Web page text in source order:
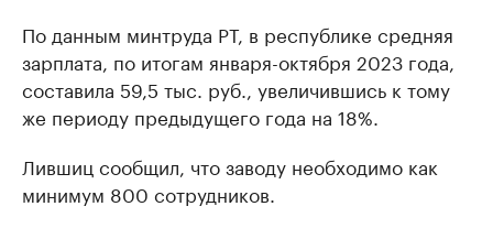
По данным минтруда РТ, в республике средняя
зарплата, по итогам января-октября 2023 года,
составила 59,5 тыс. руб., увеличившись к тому
же периоду предыдущего года на 18%.
Лившиц сообщил, что заводу необходимо как
минимум 800 сотрудников.